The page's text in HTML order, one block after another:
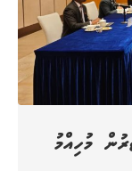
މުހިއްމު